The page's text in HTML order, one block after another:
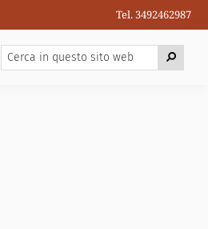
Tel. 3492462987
Cerca
in
questo
Cerca